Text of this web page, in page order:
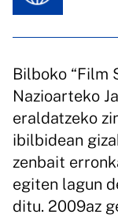
Bilboko “Film
Nazioarteko
eraldatzeko
ibilbidean
zenbait
egiten lagun
ditu. 2009az